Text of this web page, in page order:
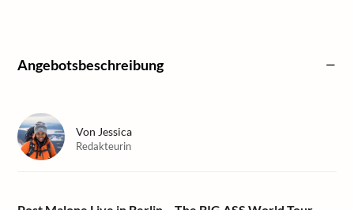
Angebotsbeschreibung
Von Jessica
Redakteurin